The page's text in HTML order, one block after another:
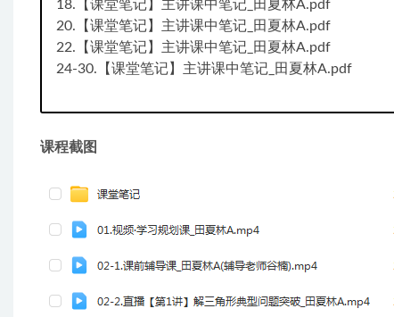
18.【课堂笔记】主讲课中笔记_田夏林A.pdf
20.【课堂笔记】主讲课中笔记_田夏林A.pdf
22.【课堂笔记】主讲课中笔记_田夏林A.pdf
24-30.【课堂笔记】主讲课中笔记_田夏林A.pdf
课程截图